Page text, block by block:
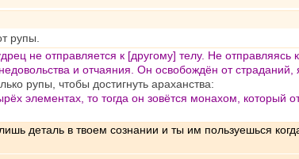
рупы.
не отправляется к [другому] телу. Не отправляясь
и отчаяния. Он освобождён от страданий,
рупы, чтобы достигнуть араханства:
элементах, то тогда он зовётся монахом, который
деталь в твоем сознании и ты им пользуешься